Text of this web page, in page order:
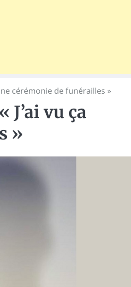
cérémonie de funérailles »
vu ça
»